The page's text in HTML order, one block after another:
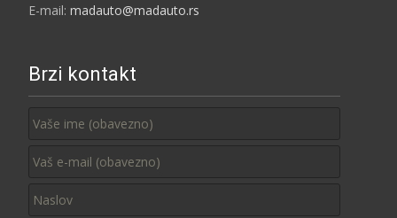
E-mail: madauto@madauto.rs
Brzi kontakt